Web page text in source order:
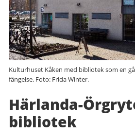
Kulturhuset Kåken med bibliotek som en
fängelse. Foto: Frida Winter.
Härlanda-
bibliotek